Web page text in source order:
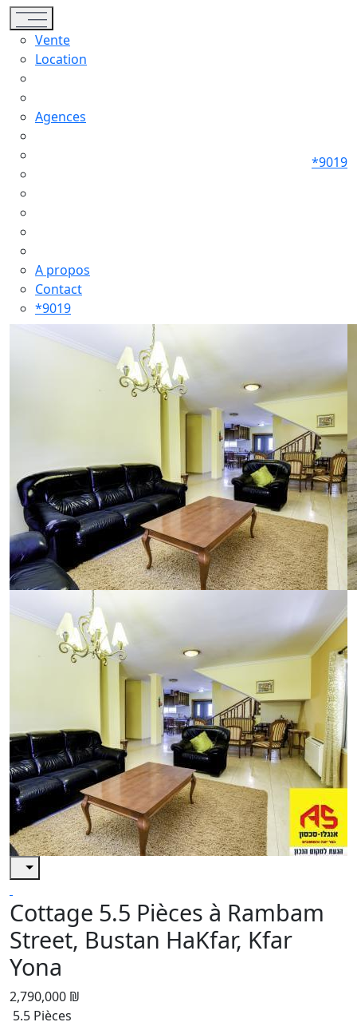
Toggle navigation
Vente
Location
Agences
A propos
Contact
*9019
*9019
Cottage 5.5 Pièces à Rambam
Street, Bustan HaKfar, Kfar
Yona
2,790,000 ₪
5.5 Pièces